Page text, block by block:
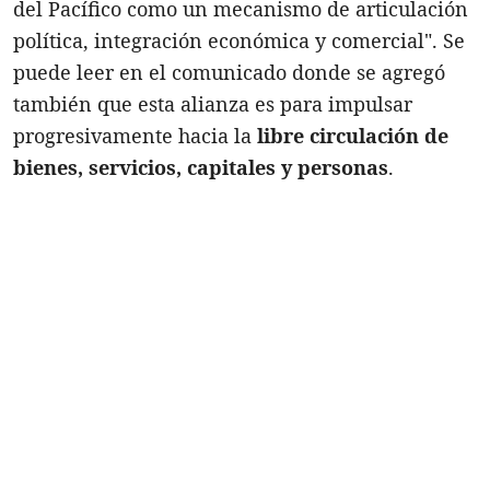
del Pacífico como un mecanismo de articulación
política, integración económica y comercial". Se
puede leer en el comunicado donde se agregó
también que esta alianza es para impulsar
progresivamente hacia la libre circulación de
bienes, servicios, capitales y personas.